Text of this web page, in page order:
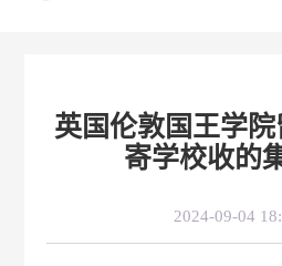
英国伦敦国王学
寄学校收的
2024-09-04